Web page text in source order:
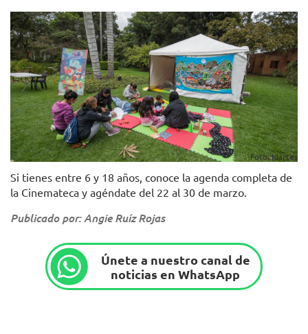
Foto: Idartes
Si tienes entre 6 y 18 años, conoce la agenda completa de
la Cinemateca y agéndate del 22 al 30 de marzo.
Publicado por: Angie Ruíz Rojas
Únete a nuestro canal de
noticias en WhatsApp